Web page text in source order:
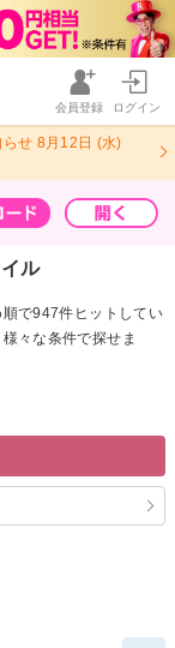
会員登録 ログイン
せ 8月12日 (水)
ル
で947件ヒットしてい
々な条件で探せま